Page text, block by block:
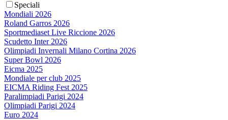
Speciali
Mondiali 2026
Roland Garros 2026
Sportmediaset Live Riccione 2026
Scudetto Inter 2026
Olimpiadi Invernali Milano Cortina 2026
Super Bowl 2026
Eicma 2025
Mondiale per club 2025
EICMA Riding Fest 2025
Paralimpiadi Parigi 2024
Olimpiadi Parigi 2024
Euro 2024